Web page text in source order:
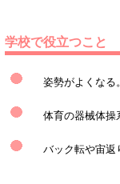
学校で役立つこと
姿勢がよくなる。
体育の器械体操
バック転や宙返